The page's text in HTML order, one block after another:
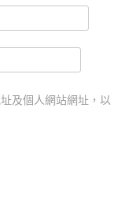
及個人網站網址，以